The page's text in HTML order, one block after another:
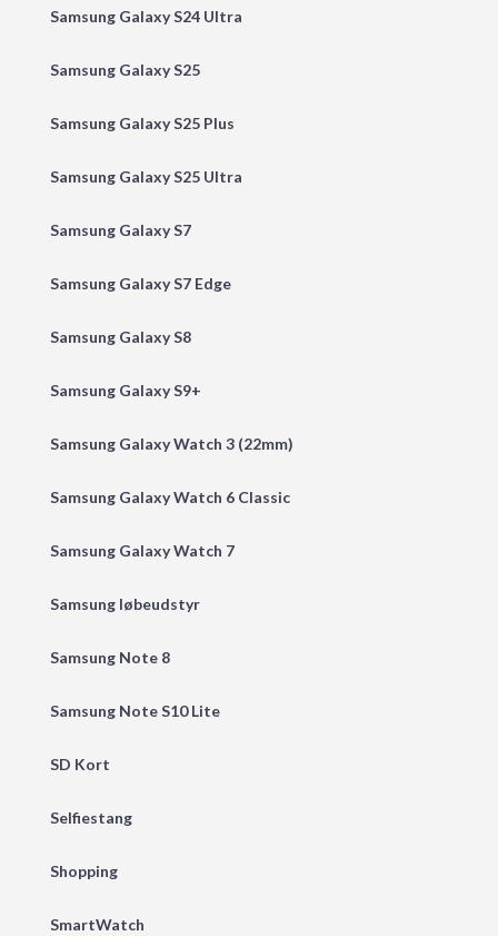
Samsung Galaxy S24 Ultra
Samsung Galaxy S25
Samsung Galaxy S25 Plus
Samsung Galaxy S25 Ultra
Samsung Galaxy S7
Samsung Galaxy S7 Edge
Samsung Galaxy S8
Samsung Galaxy S9+
Samsung Galaxy Watch 3 (22mm)
Samsung Galaxy Watch 6 Classic
Samsung Galaxy Watch 7
Samsung løbeudstyr
Samsung Note 8
Samsung Note S10 Lite
SD Kort
Selfiestang
Shopping
SmartWatch